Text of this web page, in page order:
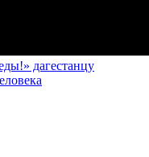
дагестанцу